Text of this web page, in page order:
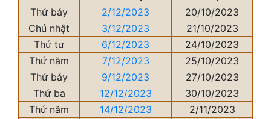
Thứ bảy
2/12/2023
20/10/2023
Chủ nhật
3/12/2023
21/10/2023
Thứ tư
6/12/2023
24/10/2023
Thứ năm
7/12/2023
25/10/2023
Thứ bảy
9/12/2023
27/10/2023
Thứ ba
12/12/2023
30/10/2023
Thứ năm
14/12/2023
2/11/2023